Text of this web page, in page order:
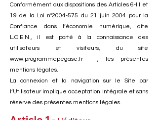
Conformément aux dispositions des Articles 6-III et
19 de la Loi n°2004-575 du 21 juin 2004 pour la
Confiance dans l’économie numérique, dite
L.C.E.N., il est porté à la connaissance des
utilisateurs et visiteurs, du site
www.programmepegase.fr, les présentes
mentions légales.
La connexion et la navigation sur le Site par
l’Utilisateur implique acceptation intégrale et sans
réserve des présentes mentions légales.